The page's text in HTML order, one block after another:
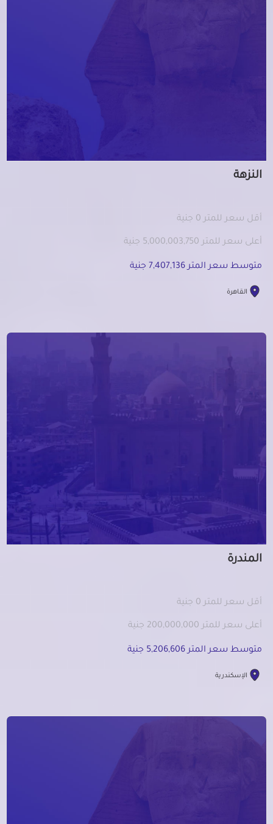
النزهة
أقل سعر للمتر 0 جنية
أعلى سعر للمتر 5,000,003,750 جنية
متوسط سعر المتر 7,407,136 جنية
القاهرة
المندرة
أقل سعر للمتر 0 جنية
أعلى سعر للمتر 200,000,000 جنية
متوسط سعر المتر 5,206,606 جنية
الإسكندرية